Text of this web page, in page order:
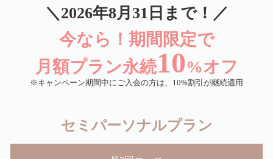
＼2026年8月31日まで！／
今なら！期間限定で
月額プラン永続10%オフ
※キャンペーン期間中にご入会の方は、10%割引が継続適用
セミパーソナルプラン